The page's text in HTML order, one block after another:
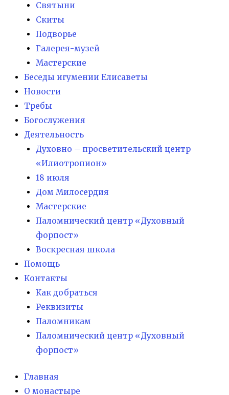
Святыни
Скиты
Подворье
Галерея-музей
Мастерские
Беседы игумении Елисаветы
Новости
Требы
Богослужения
Деятельность
Духовно – просветительский центр
«Илиотропион»
18 июля
Дом Милосердия
Мастерские
Паломнический центр «Духовный
форпост»
Воскресная школа
Помощь
Контакты
Как добраться
Реквизиты
Паломникам
Паломнический центр «Духовный
форпост»
Главная
О монастыре